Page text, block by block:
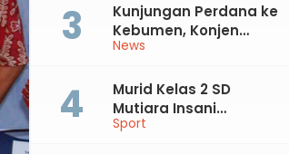
News
Kunjungan Perdana ke
Kebumen, Konjen
Australia Temui Bupati
Sport
Murid Kelas 2 SD
Mutiara Insani
Muhammadiyah